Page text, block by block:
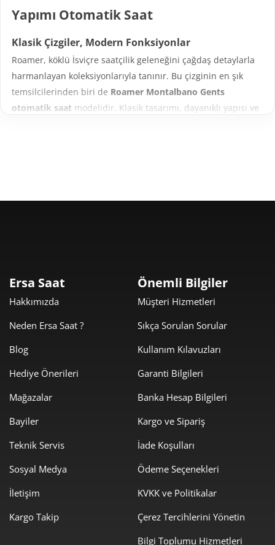
Yapımı Otomatik Saat
Klasik Çizgiler, Modern Fonksiyonlar
Roamer, köklü İsviçre saatçilik geleneğini çağdaş detaylarla
harmanlayan koleksiyonlarıyla tanınır. Bu çizginin en şık
temsilcilerinden biri de Roamer Montalbano Gents
otomatik saat modelidir. Klasik tasarımı, dayanıklı yapısı ve
durumlarda da güvenle kullanılabilir.
Saatin 3 yönünde yer alan tarih penceresi, pratikliği
gücünü ortaya koyar.
İsviçre Mekanizmasının Gücü
Montalbano Gents’in kalbinde, güçlü mekanik otomatik
bilinen bu mekanizma, safir camın dayanıklı yapısıyla
korunur. Safir camın çizilmeye karşı dirençli oluşu, saatin
dahi net okunabilirlik sağlayarak fonksiyonelliği artırır.
Roamer Montalbano Gents Modelleri ve Fiyatları
Bu özel koleksiyon, farklı kadran renkleri ve bilezik
Ersa Saat
Hakkımızda
Neden Ersa Saat ?
Blog
Hediye Önerileri
Mağazalar
Bayiler
Teknik Servis
Sosyal Medya
İletişim
Kargo Takip
Önemli Bilgiler
Müşteri Hizmetleri
Sıkça Sorulan Sorular
Kullanım Kılavuzları
Garanti Bilgileri
Banka Hesap Bilgileri
Kargo ve Sipariş
İade Koşulları
Ödeme Seçenekleri
KVKK ve Politikalar
Çerez Tercihlerini Yönetin
Bilgi Toplumu Hizmetleri